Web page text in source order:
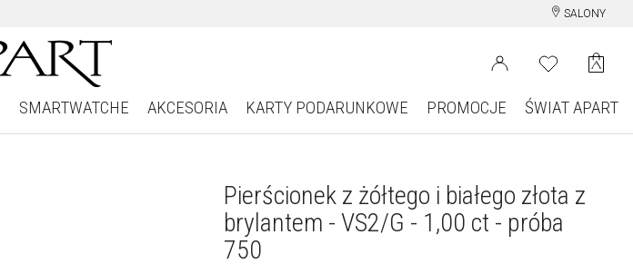
SALONY
SMARTWATCHE AKCESORIA KARTY PODARUNKOWE PROMOCJE ŚWIAT APART
Pierścionek z żółtego i białego złota z
brylantem - VS2/G - 1,00 ct - próba
750